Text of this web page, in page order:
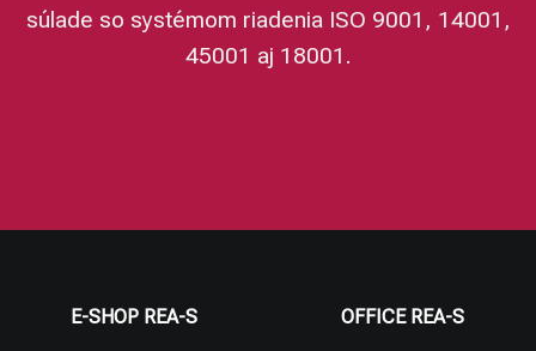
súlade so systémom riadenia ISO 9001, 14001,
45001 aj 18001.
E-SHOP REA-S OFFICE REA-S